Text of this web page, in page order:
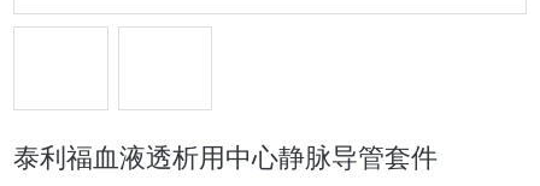
泰利福血液透析用中心静脉导管套件